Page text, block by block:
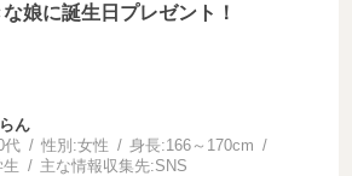
娘に誕生日プレゼント！
ん
代 性別:女性 身長:166～170cm
生 主な情報収集先:SNS